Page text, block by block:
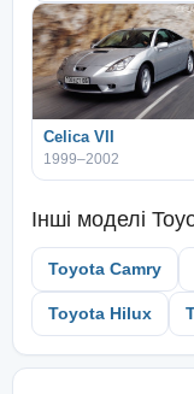
Celica VII
1999–2002
Інші моделі
Toyota Camry
Toyota Hilux